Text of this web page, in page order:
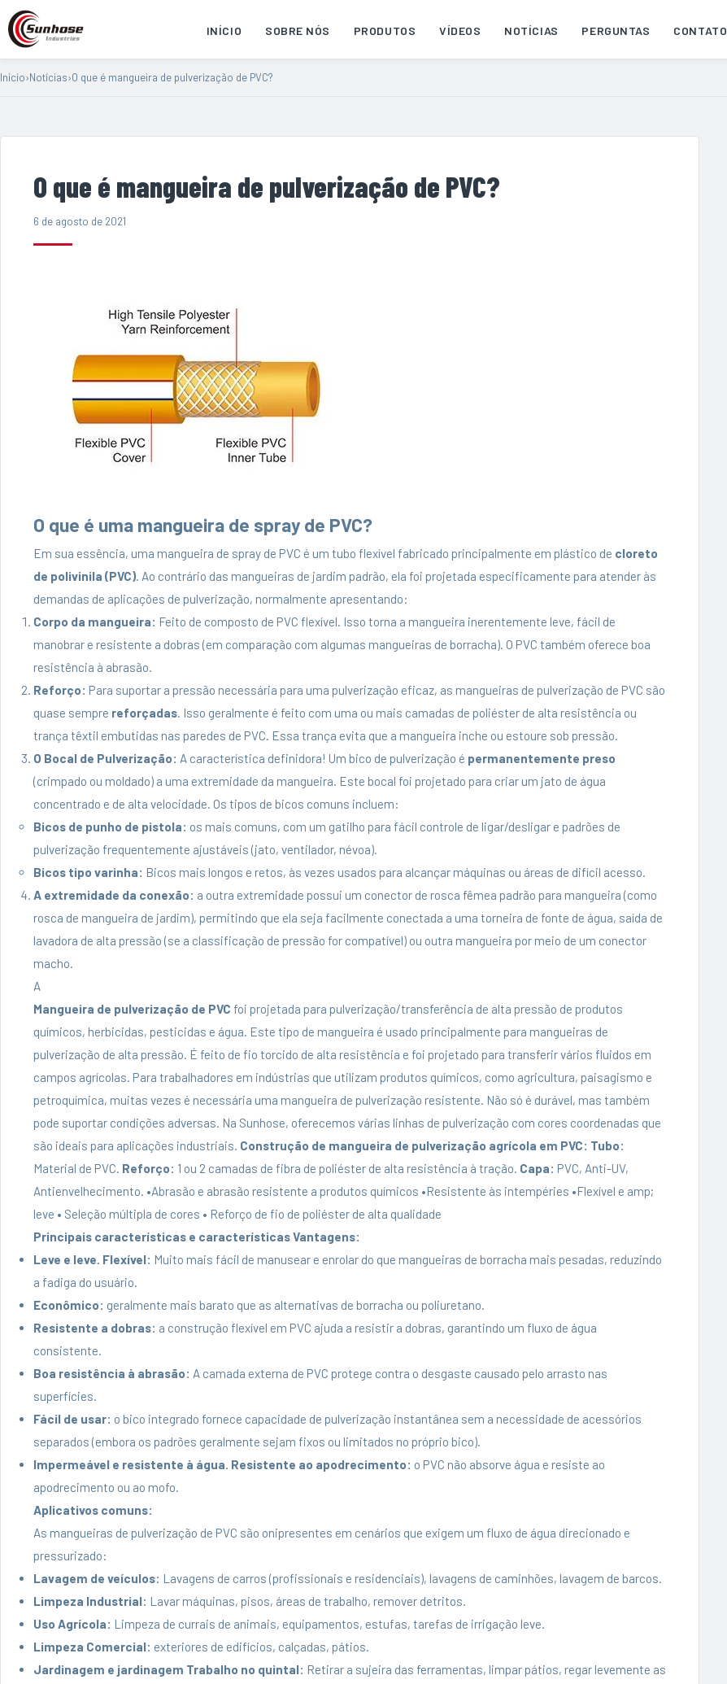
INÍCIO SOBRE NÓS PRODUTOS VÍDEOS NOTÍCIAS PERGUNTAS CONTATO
Início›Notícias›O que é mangueira de pulverização de PVC?
O que é mangueira de pulverização de PVC?
6 de agosto de 2021
O que é uma mangueira de spray de PVC?
Em sua essência, uma mangueira de spray de PVC é um tubo flexível fabricado principalmente em plástico de cloreto
de polivinila (PVC). Ao contrário das mangueiras de jardim padrão, ela foi projetada especificamente para atender às
demandas de aplicações de pulverização, normalmente apresentando:
Corpo da mangueira: Feito de composto de PVC flexível. Isso torna a mangueira inerentemente leve, fácil de
manobrar e resistente a dobras (em comparação com algumas mangueiras de borracha). O PVC também oferece boa
resistência à abrasão.
Reforço: Para suportar a pressão necessária para uma pulverização eficaz, as mangueiras de pulverização de PVC são
quase sempre reforçadas. Isso geralmente é feito com uma ou mais camadas de poliéster de alta resistência ou
trança têxtil embutidas nas paredes de PVC. Essa trança evita que a mangueira inche ou estoure sob pressão.
O Bocal de Pulverização: A característica definidora! Um bico de pulverização é permanentemente preso
(crimpado ou moldado) a uma extremidade da mangueira. Este bocal foi projetado para criar um jato de água
concentrado e de alta velocidade. Os tipos de bicos comuns incluem:
Bicos de punho de pistola: os mais comuns, com um gatilho para fácil controle de ligar/desligar e padrões de
pulverização frequentemente ajustáveis (jato, ventilador, névoa).
Bicos tipo varinha: Bicos mais longos e retos, às vezes usados para alcançar máquinas ou áreas de difícil acesso.
A extremidade da conexão: a outra extremidade possui um conector de rosca fêmea padrão para mangueira (como
rosca de mangueira de jardim), permitindo que ela seja facilmente conectada a uma torneira de fonte de água, saída de
lavadora de alta pressão (se a classificação de pressão for compatível) ou outra mangueira por meio de um conector
macho.
A
Mangueira de pulverização de PVC foi projetada para pulverização/transferência de alta pressão de produtos
químicos, herbicidas, pesticidas e água. Este tipo de mangueira é usado principalmente para mangueiras de
pulverização de alta pressão. É feito de fio torcido de alta resistência e foi projetado para transferir vários fluidos em
campos agrícolas. Para trabalhadores em indústrias que utilizam produtos químicos, como agricultura, paisagismo e
petroquímica, muitas vezes é necessária uma mangueira de pulverização resistente. Não só é durável, mas também
pode suportar condições adversas. Na Sunhose, oferecemos várias linhas de pulverização com cores coordenadas que
são ideais para aplicações industriais. Construção de mangueira de pulverização agrícola em PVC: Tubo:
Material de PVC. Reforço: 1 ou 2 camadas de fibra de poliéster de alta resistência à tração. Capa: PVC, Anti-UV,
Antienvelhecimento. •Abrasão e abrasão resistente a produtos químicos •Resistente às intempéries •Flexível e amp;
leve • Seleção múltipla de cores • Reforço de fio de poliéster de alta qualidade
Principais características e características Vantagens:
Leve e leve. Flexível: Muito mais fácil de manusear e enrolar do que mangueiras de borracha mais pesadas, reduzindo
a fadiga do usuário.
Econômico: geralmente mais barato que as alternativas de borracha ou poliuretano.
Resistente a dobras: a construção flexível em PVC ajuda a resistir a dobras, garantindo um fluxo de água
consistente.
Boa resistência à abrasão: A camada externa de PVC protege contra o desgaste causado pelo arrasto nas
superfícies.
Fácil de usar: o bico integrado fornece capacidade de pulverização instantânea sem a necessidade de acessórios
separados (embora os padrões geralmente sejam fixos ou limitados no próprio bico).
Impermeável e resistente à água. Resistente ao apodrecimento: o PVC não absorve água e resiste ao
apodrecimento ou ao mofo.
Aplicativos comuns:
As mangueiras de pulverização de PVC são onipresentes em cenários que exigem um fluxo de água direcionado e
pressurizado:
Lavagem de veículos: Lavagens de carros (profissionais e residenciais), lavagens de caminhões, lavagem de barcos.
Limpeza Industrial: Lavar máquinas, pisos, áreas de trabalho, remover detritos.
Uso Agrícola: Limpeza de currais de animais, equipamentos, estufas, tarefas de irrigação leve.
Limpeza Comercial: exteriores de edifícios, calçadas, pátios.
Jardinagem e jardinagem Trabalho no quintal: Retirar a sujeira das ferramentas, limpar pátios, regar levemente as